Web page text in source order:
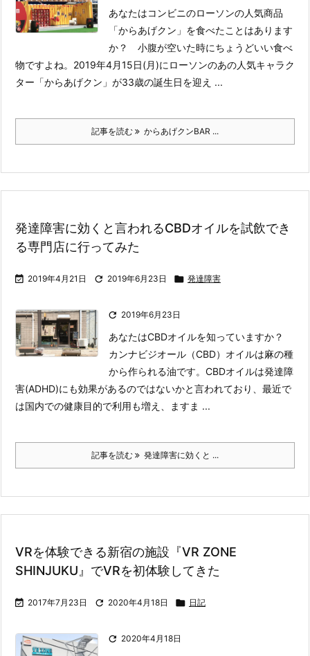
あなたはコンビニのローソンの人気商品
「からあげクン」を食べたことはあります
か？ 小腹が空いた時にちょうどいい食べ
物ですよね。 2019年4月15日(月)にローソンのあの人気キャラク
ター「からあげクン」が33歳の誕生日を迎え ...
記事を読む からあげクンBAR ...
発達障害に効くと言われるCBDオイルを試飲でき
る専門店に行ってみた
 2019年4月21日  2019年6月23日  発達障害
 2019年6月23日
あなたはCBDオイルを知っていますか？
カンナビジオール（CBD）オイルは麻の種
から作られる油です。CBDオイルは発達障
害(ADHD)にも効果があるのではないかと言われており、最近で
は国内での健康目的で利用も増え、ますま ...
記事を読む 発達障害に効くと ...
VRを体験できる新宿の施設『VR ZONE
SHINJUKU』でVRを初体験してきた
 2017年7月23日  2020年4月18日  日記
 2020年4月18日